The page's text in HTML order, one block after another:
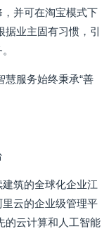
并可在淘宝模式下
据业主固有习惯，引
慧服务始终秉承“善
筑的全球化企业江
云的企业级管理平
的云计算和人工智能